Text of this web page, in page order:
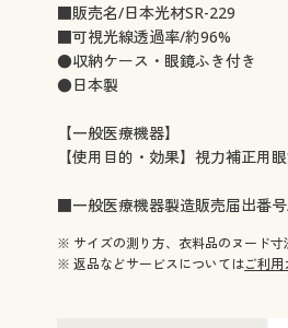
■販売名/日本光材SR-229
■可視光線透過率/約96%
●収納ケース・眼鏡ふき付き
●日本製
【一般医療機器】
【使用目的・効果】視力補正用
■一般医療機器製造販売届出番
※ サイズの測り方、衣料品のヌード寸
※ 返品などサービスについてはご利用